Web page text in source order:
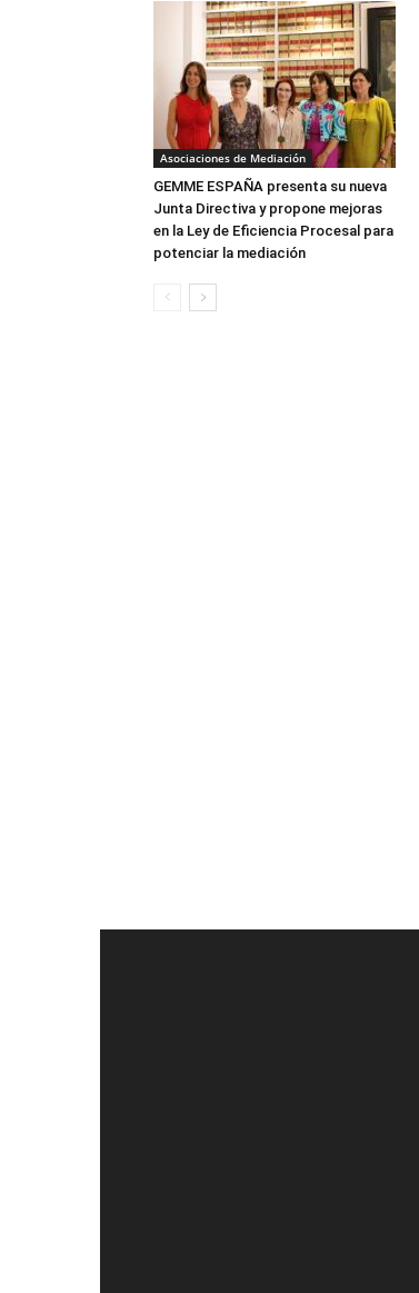
Asociaciones de Mediación
GEMME ESPAÑA presenta su nueva
Junta Directiva y propone mejoras
en la Ley de Eficiencia Procesal para
potenciar la mediación